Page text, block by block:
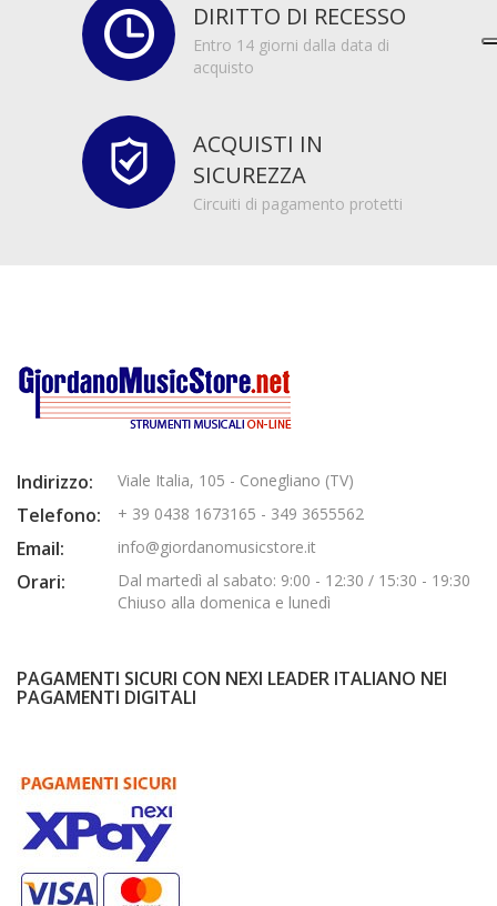
DIRITTO DI RECESSO
Entro 14 giorni dalla data di
acquisto
ACQUISTI IN
SICUREZZA
Circuiti di pagamento protetti
Indirizzo: Viale Italia, 105 - Conegliano (TV)
Telefono: + 39 0438 1673165 - 349 3655562
Email: info@giordanomusicstore.it
Orari:
Dal martedì al sabato: 9:00 - 12:30 / 15:30 - 19:30
Chiuso alla domenica e lunedì
PAGAMENTI SICURI CON NEXI LEADER ITALIANO NEI
PAGAMENTI DIGITALI